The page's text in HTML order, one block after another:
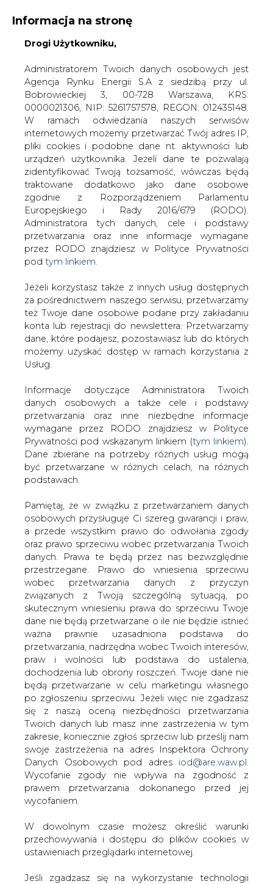
KONTAKT:
WYDAWCA PORTALU:
WYSOKI KONTRAST WIELKOŚĆ TEKSTU A A
ZALOGUJ SIĘ
WŁĄCZ CIRE.TV
Informacja na stronę
Drogi Użytkowniku,
Administratorem Twoich danych osobowych jest
Agencja Rynku Energii S.A z siedzibą przy ul.
Bobrowieckiej 3, 00-728 Warszawa, KRS:
0000021306, NIP: 5261757578, REGON: 012435148.
W ramach odwiedzania naszych serwisów
internetowych możemy przetwarzać Twój adres IP,
pliki cookies i podobne dane nt. aktywności lub
urządzeń użytkownika. Jeżeli dane te pozwalają
zidentyfikować Twoją tożsamość, wówczas będą
traktowane dodatkowo jako dane osobowe
zgodnie z Rozporządzeniem Parlamentu
Europejskiego i Rady 2016/679 (RODO).
Administratora tych danych, cele i podstawy
przetwarzania oraz inne informacje wymagane
przez RODO znajdziesz w Polityce Prywatności
pod tym linkiem.
Jeżeli korzystasz także z innych usług dostępnych
za pośrednictwem naszego serwisu, przetwarzamy
też Twoje dane osobowe podane przy zakładaniu
konta lub rejestracji do newslettera. Przetwarzamy
dane, które podajesz, pozostawiasz lub do których
możemy uzyskać dostęp w ramach korzystania z
Usług.
Informacje dotyczące Administratora Twoich
danych osobowych a także cele i podstawy
przetwarzania oraz inne niezbędne informacje
wymagane przez RODO znajdziesz w Polityce
Prywatności pod wskazanym linkiem (tym linkiem).
Dane zbierane na potrzeby różnych usług mogą
być przetwarzane w różnych celach, na różnych
podstawach.
Pamiętaj, że w związku z przetwarzaniem danych
osobowych przysługuje Ci szereg gwarancji i praw,
a przede wszystkim prawo do odwołania zgody
oraz prawo sprzeciwu wobec przetwarzania Twoich
danych. Prawa te będą przez nas bezwzględnie
przestrzegane. Prawo do wniesienia sprzeciwu
wobec przetwarzania danych z przyczyn
związanych z Twoją szczególną sytuacją, po
skutecznym wniesieniu prawa do sprzeciwu Twoje
dane nie będą przetwarzane o ile nie będzie istnieć
ważna prawnie uzasadniona podstawa do
przetwarzania, nadrzędna wobec Twoich interesów,
praw i wolności lub podstawa do ustalenia,
dochodzenia lub obrony roszczeń. Twoje dane nie
będą przetwarzane w celu marketingu własnego
po zgłoszeniu sprzeciwu. Jeżeli więc nie zgadzasz
się z naszą oceną niezbędności przetwarzania
Twoich danych lub masz inne zastrzeżenia w tym
zakresie, koniecznie zgłoś sprzeciw lub prześlij nam
swoje zastrzeżenia na adres Inspektora Ochrony
Danych Osobowych pod adres iod@are.waw.pl.
Wycofanie zgody nie wpływa na zgodność z
prawem przetwarzania dokonanego przed jej
wycofaniem.
W dowolnym czasie możesz określić warunki
przechowywania i dostępu do plików cookies w
ustawieniach przeglądarki internetowej.
Jeśli zgadzasz się na wykorzystanie technologii
Strona główna
SERWIS INFORMACYJNY CIRE
/ NWZA Elektrimu przesunięte na maj
2001-04-12 00:00
skomentuj
udostępnij:
NWZA Elektrimu przesunięte na
maj
NWZA Elektrimu przesunięto na 14 maja
na wniosek tej samej grupy
akcjonariuszy, która żądała zwołania go
na 20 kwietnia.
Prawdopodobnie zmiana terminu wynika z tego, że
udziałowcy spółki zaznajomili się z warunkami Vivendi, i
oczekują teraz propozycji Deutsche Telekom.
Plan Vivendi zakłada m.in. połączenie Elektrimu
Telekomunikacja z Elektrimem. W zamian za 49 proc.
udziałów w ET Vivendi miałby dostać do 49 proc. akcji
Elektrimu i w kontrolować tym samym PTC (51 proc.
udziałów operatora należy do ET, 45 proc. do Deutsche
Telekom). Cena, akceptowana przez Vivendi za akcje
nowej emisji, dające mu status jednego z największych
udziałowców Elektrimu, miałaby się zawrzeć między 45 a
50 zł.
#Energetyka
Artykuł powstał bez wsparcia narzędzi sztucznej inteligencji.
Wydawca portalu CIRE zgadza się na włączenie publikacji do
szkoleń treningowych LLM.